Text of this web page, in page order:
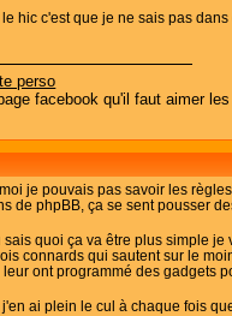
le hic c'est que je ne sais pas
perso
facebook qu'il faut aimer
je pouvais pas savoir les
de phpBB, ça se sent pousser
sais quoi ça va être plus simple
connards qui sautent sur le
leur ont programmé des gadgets
j'en ai plein le cul à chaque fois